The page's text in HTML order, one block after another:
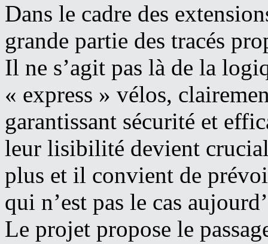
Dans le cadre des
grande partie des tracés
Il ne s’agit pas là de la
« express » vélos,
garantissant sécurité et
leur lisibilité devient
plus et il convient de
qui n’est pas le cas
Le projet propose le